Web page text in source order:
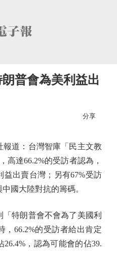
普會為美利益出
分享
道：台灣智庫「民主文教
高達66.2%的受訪者認為，
益出賣台灣；另有67%受訪
國大陸對抗的籌碼。
特朗普會不會為了美國利
，66.2%的受訪者給出肯定
，認為可能會的佔39.